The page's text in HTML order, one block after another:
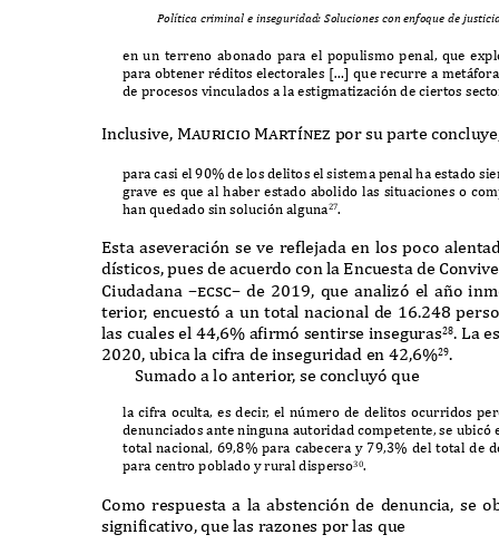
Política criminal e inseguridad: Soluciones con enfoque de
en un terreno abonado para el populismo penal, que ex
para obtener réditos electorales […]que recurre a metá
de procesos vinculados a la estigmatización de ciertos
Inclusive, Mauricio Martínez por su parte concluye
para casi el90%de los delitos el sistema penal ha estado
grave es que al haber estado abolido las situaciones o
han quedado sin solución alguna27.
Esta aseveración se ve reflejada en los poco
dísticos,pues de acuerdo con la Encuesta de C
Ciudadana –ecsc–de 2019, que analizó el año
terior, encuestóa un total nacional de 16.248
las cuales el 44,6% afirmó sentirse inseguras28. La
2020, ubica la cifra de inseguridad en 42,6%29.
Sumado a lo anterior, se concluyóque
la cifra oculta,es decir, el número de delitos ocurridos
denunciados ante ninguna autoridad competente,se ubicó
total nacional, 69,8%para cabecera y 79,3% del total de
para centro poblado y rural disperso30.
Como respuesta a la abstención de denuncia se
significativo,que las razones por las que